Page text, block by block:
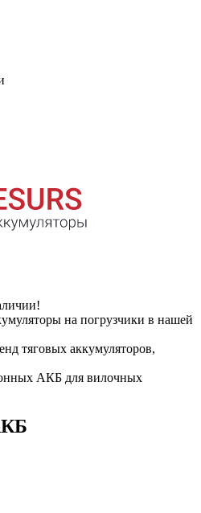
на погрузчики в нашей
тяговых аккумуляторов,
АКБ для вилочных